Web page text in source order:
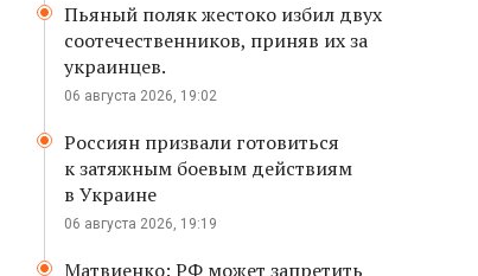
Пьяный поляк жестоко избил двух
соотечественников, приняв их за
украинцев.
06 августа 2026, 19:02
Россиян призвали готовиться
к затяжным боевым действиям
в Украине
06 августа 2026, 19:19
Матвиенко: РФ может запретить